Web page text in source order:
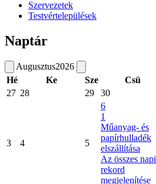
Szervezetek
Testvértelepülések
Naptár
Augusztus2026
Hé
Ke Sze Csü
27 28 29 30
3 4 5
6
1
Műanyag- és
papírhulladék
elszállítása
Az összes napi
rekord
megjelenítése